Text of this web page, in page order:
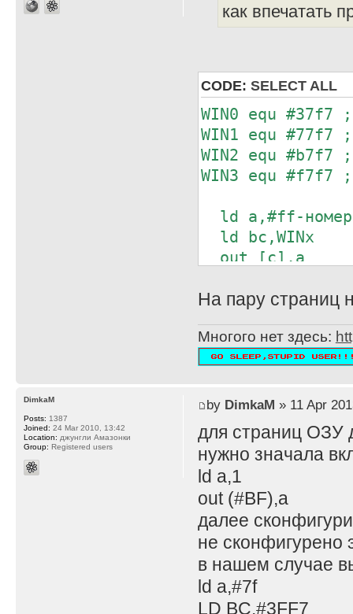
как впечатать
CODE: SELECT ALL
WIN0 equ #37f7
WIN1 equ #77f7
WIN2 equ #b7f7
WIN3 equ #f7f7
ld a,#ff-номер
ld bc,WINx
out [c],a
На пару страниц
Многого нет здесь:
by DimkaM » 11 Apr
для страниц
нужно значала
ld a,1
out (#BF),a
далее
не сконфигурено
в нашем случае
ld a,#7f
LD BC,#3FF7
DimkaM
Posts: 1387
Joined: 24 Mar 2010, 13:42
Location: джунгли Амазонки
Group: Registered users